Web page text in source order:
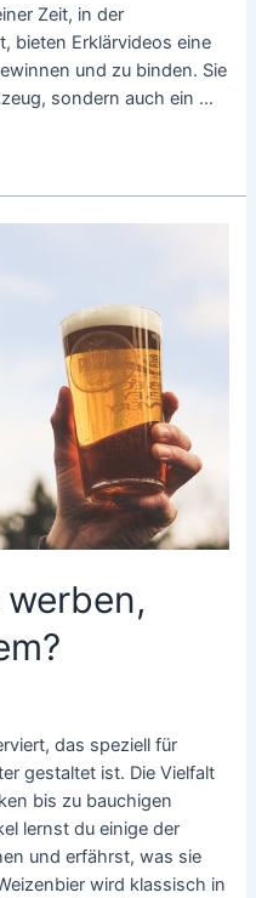
Zeit, in der
bieten Erklärvideos eine
und zu binden. Sie
sondern auch ein …
das speziell für
gestaltet ist. Die Vielfalt
bis zu bauchigen
lernst du einige der
und erfährst, was sie
wird klassisch in